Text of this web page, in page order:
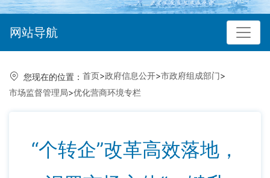
网站导航
您现在的位置： 首页>政府信息公开>市政府组成部门>
市场监督管理局>优化营商环境专栏
“个转企”改革高效落地，